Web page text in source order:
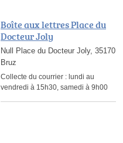
Boîte aux lettres Place du
Docteur Joly
Null Place du Docteur Joly, 35170
Bruz
Collecte du courrier : lundi au
vendredi à 15h30, samedi à 9h00